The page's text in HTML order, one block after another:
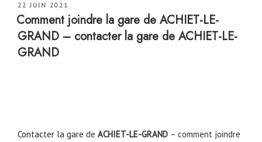
PUBLIÉ
LE
22 JUIN 2021
Comment joindre la gare de ACHIET-LE-
GRAND – contacter la gare de ACHIET-LE-
GRAND
Contacter la gare de ACHIET-LE-GRAND – comment joindre